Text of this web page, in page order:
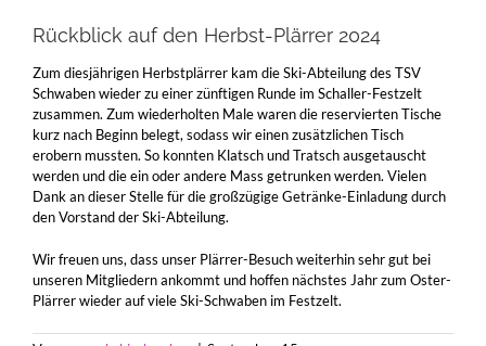
Bild
Rückblick auf den Herbst-Plärrer 2024
Zum diesjährigen Herbstplärrer kam die Ski-Abteilung des TSV
Schwaben wieder zu einer zünftigen Runde im Schaller-Festzelt
zusammen. Zum wiederholten Male waren die reservierten Tische
kurz nach Beginn belegt, sodass wir einen zusätzlichen Tisch
erobern mussten. So konnten Klatsch und Tratsch ausgetauscht
werden und die ein oder andere Mass getrunken werden. Vielen
Dank an dieser Stelle für die großzügige Getränke-Einladung durch
den Vorstand der Ski-Abteilung.
Wir freuen uns, dass unser Plärrer-Besuch weiterhin sehr gut bei
unseren Mitgliedern ankommt und hoffen nächstes Jahr zum Oster-
Plärrer wieder auf viele Ski-Schwaben im Festzelt.